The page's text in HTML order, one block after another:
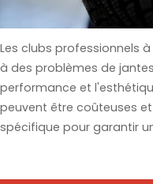
Les clubs professionnels
à des problèmes de
performance et
peuvent être coûteuses
spécifique pour garantir